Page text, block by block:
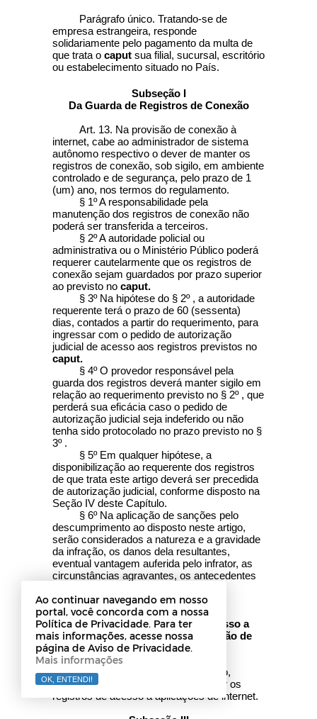
Parágrafo único. Tratando-se de
empresa estrangeira, responde
solidariamente pelo pagamento da multa de
que trata o caput sua filial, sucursal, escritório
ou estabelecimento situado no País.
Subseção I
Da Guarda de Registros de Conexão
Art. 13. Na provisão de conexão à
internet, cabe ao administrador de sistema
autônomo respectivo o dever de manter os
registros de conexão, sob sigilo, em ambiente
controlado e de segurança, pelo prazo de 1
(um) ano, nos termos do regulamento.
§ 1º A responsabilidade pela
manutenção dos registros de conexão não
poderá ser transferida a terceiros.
§ 2º A autoridade policial ou
administrativa ou o Ministério Público poderá
requerer cautelarmente que os registros de
conexão sejam guardados por prazo superior
ao previsto no caput.
§ 3º Na hipótese do § 2º , a autoridade
requerente terá o prazo de 60 (sessenta)
dias, contados a partir do requerimento, para
ingressar com o pedido de autorização
judicial de acesso aos registros previstos no
caput.
§ 4º O provedor responsável pela
guarda dos registros deverá manter sigilo em
relação ao requerimento previsto no § 2º , que
perderá sua eficácia caso o pedido de
autorização judicial seja indeferido ou não
tenha sido protocolado no prazo previsto no §
3º .
§ 5º Em qualquer hipótese, a
disponibilização ao requerente dos registros
de que trata este artigo deverá ser precedida
de autorização judicial, conforme disposto na
Seção IV deste Capítulo.
§ 6º Na aplicação de sanções pelo
descumprimento ao disposto neste artigo,
serão considerados a natureza e a gravidade
da infração, os danos dela resultantes,
eventual vantagem auferida pelo infrator, as
circunstâncias agravantes, os antecedentes
Subseção II
Da Guarda de Registros de Acesso a
Aplicações de Internet na Provisão de
Conexão
Art. 14. Na provisão de conexão,
onerosa ou gratuita, é vedado guardar os
registros de acesso a aplicações de internet.
Ao continuar navegando em nosso
portal, você concorda com a nossa
Política de Privacidade. Para ter
mais informações, acesse nossa
página de Aviso de Privacidade.
Mais informações
OK, ENTENDI!